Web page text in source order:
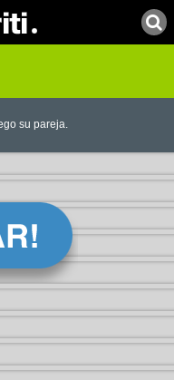
su pareja.